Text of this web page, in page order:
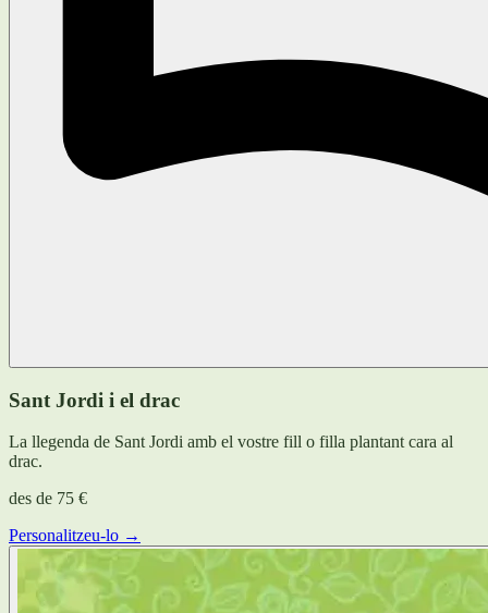
Sant Jordi i el drac
La llegenda de Sant Jordi amb el vostre fill o filla plantant cara al
drac.
des de 75 €
Personalitzeu-lo →